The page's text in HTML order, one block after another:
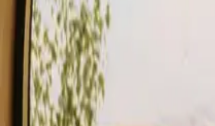
OppholdGavekort Bli en vert Blog
BeskrivelseFasiliteter Regler og sikkerhet